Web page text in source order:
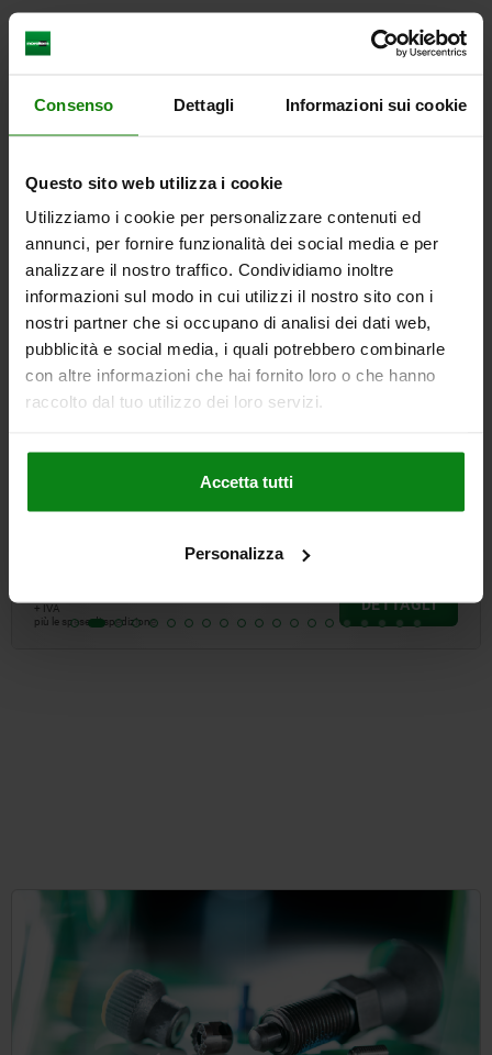
Consenso Dettagli Informazioni sui cookie
Questo sito web utilizza i cookie
Utilizziamo i cookie per personalizzare contenuti ed
annunci, per fornire funzionalità dei social media e per
analizzare il nostro traffico. Condividiamo inoltre
informazioni sul modo in cui utilizzi il nostro sito con i
nostri partner che si occupano di analisi dei dati web,
pubblicità e social media, i quali potrebbero combinarle
con altre informazioni che hai fornito loro o che hanno
raccolto dal tuo utilizzo dei loro servizi.
Accetta tutti
Personalizza
SCARICARE
anche
05594
1.4301, diametro del corpo 28 mm
+ IVA
più le spese di spedizione
DETTAGLI